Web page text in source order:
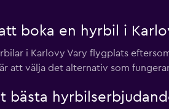
boka en hyrbil i
i Karlovy Vary flygplats
att välja det alternativ som